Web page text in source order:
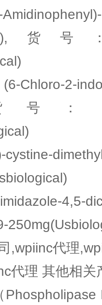
货号
2-
号：
cystine-
,wpiinc代理
代理 其他相关